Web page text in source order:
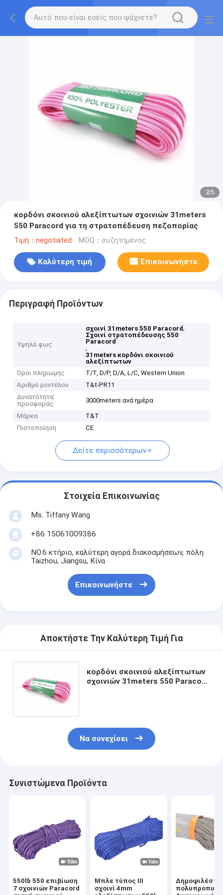
2/5
κορδόνι σκοινιού αλεξίπτωτων σχοινιών 31meters
550 Paracord για τη στρατοπέδευση πεζοπορίας
Τιμή：negotiated MOQ：συζητημένος
Καλύτερη τιμή Επικοινωνήστε
Περιγραφή Προϊόντων
Υψηλό φως
σχοινί 31meters 550 Paracord,
Σχοινί στρατοπέδευσης 550
Paracord
,
31meters κορδόνι σκοινιού
αλεξίπτωτων
Όροι πληρωμής
T/T, D/P, D/A, L/C, Western Union
Αριθμό μοντέλου
T&t-PR11
Δυνατότητα
προσφοράς
3000meters ανά ημέρα
Μάρκα
T&T
Πιστοποίηση
CE
Δείτε περισσότερων
Στοιχεία Επικοινωνίας
Ms. Tiffany Wang
+86 15061009386
NO.6 κτήριο, καλύτερη αγορά διακοσμήσεων, πόλη
Taizhou, Jiangsu, Κίνα
Επικοινωνήστε
Αποκτήστε Την Καλύτερη Τιμή Για
κορδόνι σκοινιού αλεξίπτωτων
σχοινιών 31meters 550 Paracord
Να συνεχίσει
Συνιστώμενα Προϊόντα
550lb 550 επιβίωση
7 σχοινιών Paracord
Μπλε τύπος ΙΙΙ
σχοινί 4mm